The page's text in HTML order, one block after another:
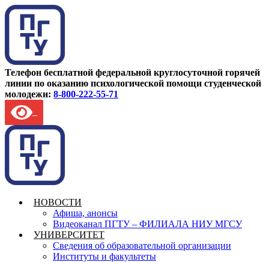
Телефон бесплатной федеральной круглосуточной горячей
линии по оказанию психологической помощи студенческой
молодежи: 8-800-222-55-71
НОВОСТИ
Афиша, анонсы
Видеоканал ПГТУ – ФИЛИАЛА НИУ МГСУ
УНИВЕРСИТЕТ
Сведения об образовательной организации
Институты и факультеты